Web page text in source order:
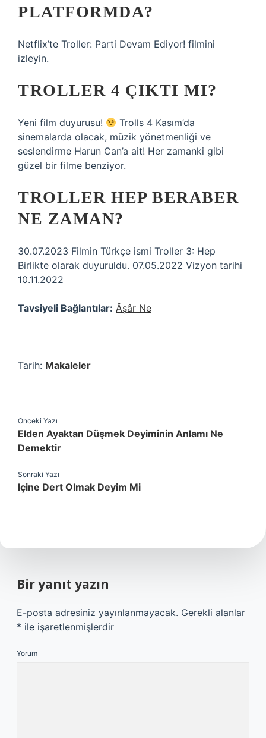
PLATFORMDA?
Netflix’te Troller: Parti Devam Ediyor! filmini
izleyin.
TROLLER 4 ÇIKTI MI?
Yeni film duyurusu!
Trolls 4 Kasım’da
sinemalarda olacak, müzik yönetmenliği ve
seslendirme Harun Can’a ait! Her zamanki gibi
güzel bir filme benziyor.
TROLLER HEP BERABER
NE ZAMAN?
30.07.2023 Filmin Türkçe ismi Troller 3: Hep
Birlikte olarak duyuruldu. 07.05.2022 Vizyon tarihi
10.11.2022
Tavsiyeli Bağlantılar: Âşâr Ne
Tarih: Makaleler
Önceki Yazı
Elden Ayaktan Düşmek Deyiminin Anlamı Ne
Demektir
Sonraki Yazı
Içine Dert Olmak Deyim Mi
Bir yanıt yazın
E-posta adresiniz yayınlanmayacak. Gerekli alanlar
* ile işaretlenmişlerdir
Yorum